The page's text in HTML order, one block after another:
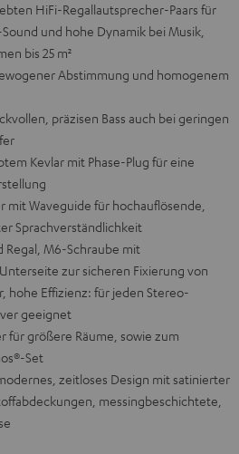
HiFi-Regallautsprecher-Paars für
und hohe Dynamik bei Musik,
bis 25 m²
Abstimmung und homogenem
präzisen Bass auch bei geringen
Kevlar mit Phase-Plug für eine
Waveguide für hochauflösende,
Sprachverständlichkeit
Regal, M6-Schraube mit
zur sicheren Fixierung von
hohe Effizienz: für jeden Stereo-
geeignet
für größere Räume, sowie zum
Set
zeitloses Design mit satinierter
messingbeschichtete,